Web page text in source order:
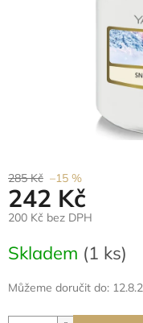
285 Kč –15 %
242 Kč
200 Kč bez DPH
cena:
Skladem (1 ks)
Můžeme doručit do: